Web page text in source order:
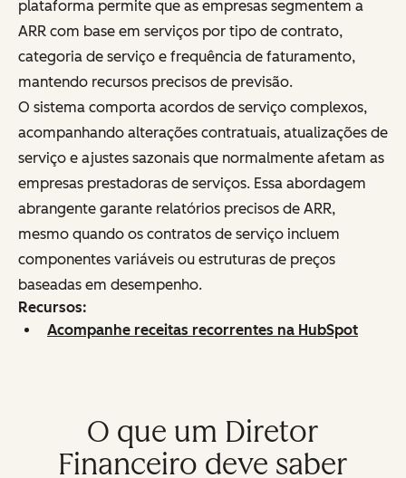
plataforma permite que as empresas segmentem a
ARR com base em serviços por tipo de contrato,
categoria de serviço e frequência de faturamento,
mantendo recursos precisos de previsão.
O sistema comporta acordos de serviço complexos,
acompanhando alterações contratuais, atualizações de
serviço e ajustes sazonais que normalmente afetam as
empresas prestadoras de serviços. Essa abordagem
abrangente garante relatórios precisos de ARR,
mesmo quando os contratos de serviço incluem
componentes variáveis ou estruturas de preços
baseadas em desempenho.
Recursos:
Acompanhe receitas recorrentes na HubSpot
O que um Diretor
Financeiro deve saber